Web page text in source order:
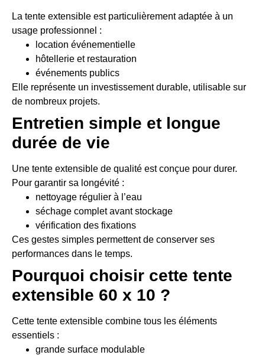
La tente extensible est particulièrement adaptée à un
usage professionnel :
location événementielle
hôtellerie et restauration
événements publics
Elle représente un investissement durable, utilisable sur
de nombreux projets.
Entretien simple et longue
durée de vie
Une tente extensible de qualité est conçue pour durer.
Pour garantir sa longévité :
nettoyage régulier à l’eau
séchage complet avant stockage
vérification des fixations
Ces gestes simples permettent de conserver ses
performances dans le temps.
Pourquoi choisir cette tente
extensible 60 x 10 ?
Cette tente extensible combine tous les éléments
essentiels :
grande surface modulable